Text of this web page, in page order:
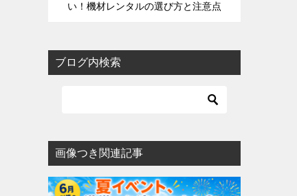
い！機材レンタルの選び方と注意点
ブログ内検索
画像つき関連記事